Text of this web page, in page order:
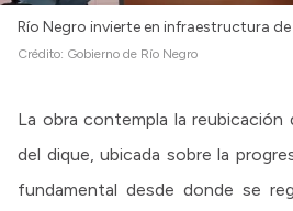
Río Negro invierte en infraestructura
Crédito: Gobierno de Río Negro
La obra contempla la reubicación
del dique, ubicada sobre la
fundamental desde donde se